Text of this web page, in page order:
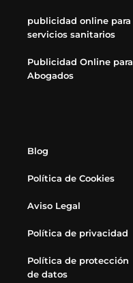
publicidad online para
servicios sanitarios
Publicidad Online para
Abogados
Blog
Política de Cookies
Aviso Legal
Política de privacidad
Política de protección
de datos